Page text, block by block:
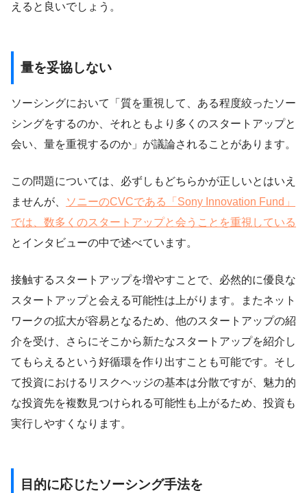
えると良いでしょう。
量を妥協しない
ソーシングにおいて「質を重視して、ある程度絞ったソー
シングをするのか、それともより多くのスタートアップと
会い、量を重視するのか」が議論されることがあります。
この問題については、必ずしもどちらかが正しいとはいえ
ませんが、
ソニーのCVCである「Sony Innovation Fund」
では、数多くのスタートアップと会うことを重視している
とインタビューの中で述べています。
接触するスタートアップを増やすことで、必然的に優良な
スタートアップと会える可能性は上がります。またネット
ワークの拡大が容易となるため、他のスタートアップの紹
介を受け、さらにそこから新たなスタートアップを紹介し
てもらえるという好循環を作り出すことも可能です。そし
て投資におけるリスクヘッジの基本は分散ですが、魅力的
な投資先を複数見つけられる可能性も上がるため、投資も
実行しやすくなります。
目的に応じたソーシング手法を